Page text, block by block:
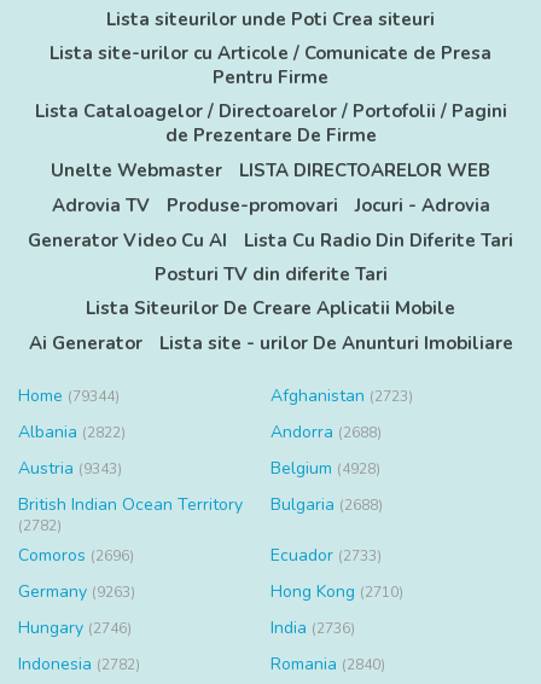
Lista siteurilor unde Poti Crea siteuri
Lista site-urilor cu Articole / Comunicate de Presa
Pentru Firme
Lista Cataloagelor / Directoarelor / Portofolii / Pagini
de Prezentare De Firme
Unelte Webmaster
LISTA DIRECTOARELOR WEB
Adrovia TV
Produse-promovari
Jocuri - Adrovia
Generator Video Cu AI
Lista Cu Radio Din Diferite Tari
Posturi TV din diferite Tari
Lista Siteurilor De Creare Aplicatii Mobile
Ai Generator
Lista site - urilor De Anunturi Imobiliare
Home (79344) Afghanistan (2723)
Albania (2822) Andorra (2688)
Austria (9343) Belgium (4928)
British Indian Ocean Territory
(2782)
Bulgaria (2688)
Comoros (2696) Ecuador (2733)
Germany (9263) Hong Kong (2710)
Hungary (2746) India (2736)
Indonesia (2782) Romania (2840)